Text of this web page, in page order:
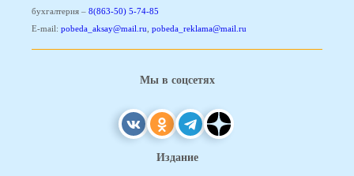
бухгалтерия – 8(863-50) 5-74-85
E-mail: pobeda_aksay@mail.ru, pobeda_reklama@mail.ru
Мы в соцсетях
Издание